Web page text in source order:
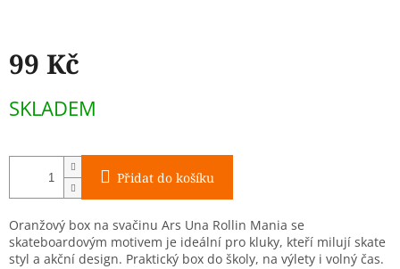
99 Kč
cena:
SKLADEM
Přidat do košíku
Oranžový box na svačinu Ars Una Rollin Mania se
skateboardovým motivem je ideální pro kluky, kteří milují skate
styl a akční design. Praktický box do školy, na výlety i volný čas.